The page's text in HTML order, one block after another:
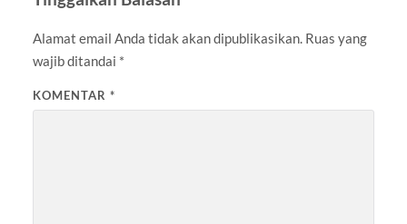
Alamat email Anda tidak akan dipublikasikan. Ruas yang
wajib ditandai *
KOMENTAR *